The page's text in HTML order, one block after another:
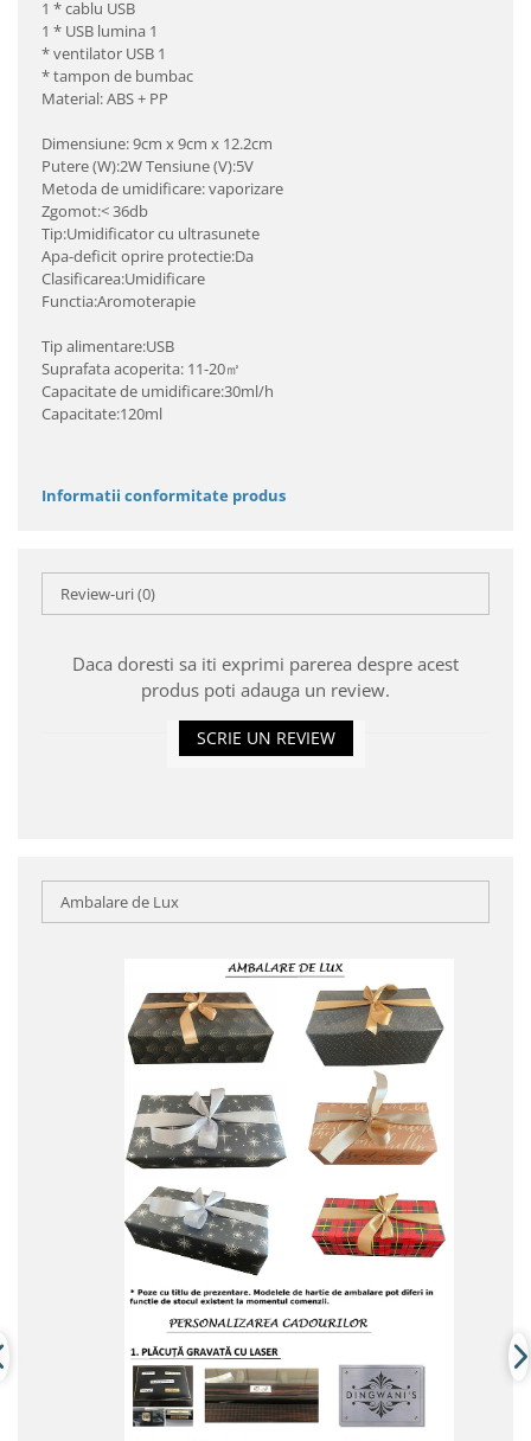
1 * cablu USB
1 * USB lumina 1
* ventilator USB 1
* tampon de bumbac
Material: ABS + PP
Dimensiune: 9cm x 9cm x 12.2cm
Putere (W):2W Tensiune (V):5V
Metoda de umidificare: vaporizare
Zgomot:< 36db
Tip:Umidificator cu ultrasunete
Apa-deficit oprire protectie:Da
Clasificarea:Umidificare
Functia:Aromoterapie
Tip alimentare:USB
Suprafata acoperita: 11-20㎡
Capacitate de umidificare:30ml/h
Capacitate:120ml
Informatii conformitate produs
Review-uri(0)
Daca doresti sa iti exprimi parerea despre acest
produs poti adauga un review.
SCRIE UN REVIEW
Ambalare de Lux